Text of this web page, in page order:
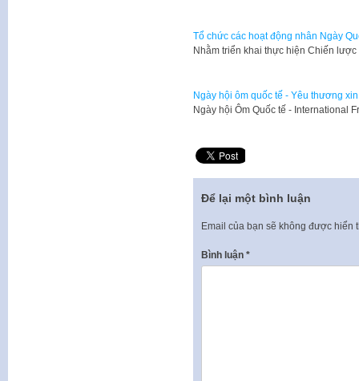
Tổ chức các hoạt động nhân Ngày
Nhằm triển khai thực hiện Chiến
Ngày hội ôm quốc tế - Yêu thương
Ngày hội Ôm Quốc tế - International
Để lại một bình luận
Email của bạn sẽ không được hiển
Bình luận *